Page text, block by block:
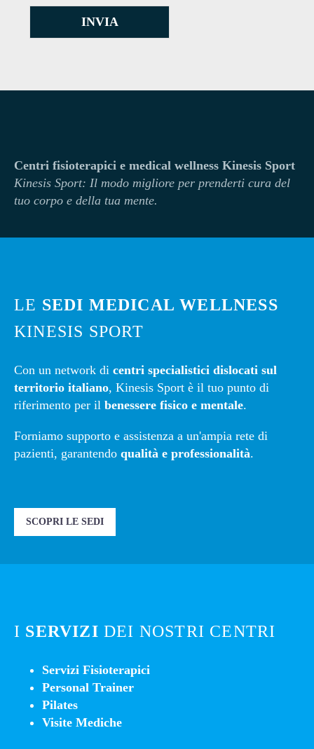
INVIA
Centri fisioterapici e medical wellness Kinesis Sport
Kinesis Sport: Il modo migliore per prenderti cura del
tuo corpo e della tua mente.
LE SEDI MEDICAL WELLNESS
KINESIS SPORT
Con un network di centri specialistici dislocati sul
territorio italiano, Kinesis Sport è il tuo punto di
riferimento per il benessere fisico e mentale.
Forniamo supporto e assistenza a un'ampia rete di
pazienti, garantendo qualità e professionalità.
SCOPRI LE SEDI
I SERVIZI DEI NOSTRI CENTRI
Servizi Fisioterapici
Personal Trainer
Pilates
Visite Mediche